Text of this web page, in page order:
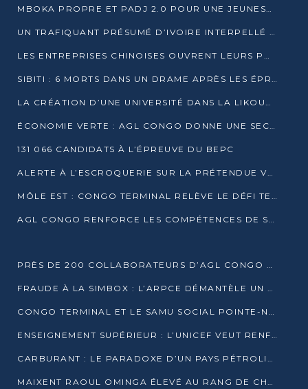
MBOKA PROPRE ET PADJ 2.0 POUR UNE JEUNESSE PLUS AUTONOME
UN TRAFIQUANT PRÉSUMÉ D’IVOIRE INTERPELLÉ À DOLISIE
LES ENTREPRISES CHINOISES OUVRENT LEURS PORTES AUX JEUNES DIPLÔMÉS
SIBITI : 6 MORTS DANS UN DRAME APRÈS LES ÉPREUVES DU BEPC
LA CRÉATION D’UNE UNIVERSITÉ DANS LA LIKOUALA AU CŒUR D’UNE RÉFLEXION NATIONALE
ÉCONOMIE VERTE : AGL CONGO DONNE UNE SECONDE VIE À SES DÉCHETS INDUSTRIELS
131 066 CANDIDATS À L’ÉPREUVE DU BEPC
ALERTE À L’ESCROQUERIE SUR LA PRÉTENDUE VENTE DE PARCELLES AFAT
MÔLE EST : CONGO TERMINAL RELÈVE LE DÉFI TECHNIQUE DES SABLES BITUMINEUX
AGL CONGO RENFORCE LES COMPÉTENCES DE SES ÉQUIPES AVEC LA CERTIFICATION CACES® R483
PRÈS DE 200 COLLABORATEURS D’AGL CONGO EN FORMATION JUSQU’EN JUILLET
FRAUDE À LA SIMBOX : L’ARPCE DÉMANTÈLE UN RÉSEAU UTILISANT DES CARTES SIM OUGANDAISES
CONGO TERMINAL ET LE SAMU SOCIAL POINTE-NOIRE RENOUVELLENT LEUR PARTENARIAT EN FAVEUR DES JEUNES VULNÉRABLES
ENSEIGNEMENT SUPÉRIEUR : L’UNICEF VEUT RENFORCER LA RECHERCHE SUR LES QUESTIONS DE L’ENFANCE
CARBURANT : LE PARADOXE D’UN PAYS PÉTROLIER CONFRONTÉ À DES PÉNURIES RÉCURRENTES
MAIXENT RAOUL OMINGA ÉLEVÉ AU RANG DE CHEVALIER DE L’ORDRE DE L’AMITIÉ ENTRE LA RUSSIE ET LE CONGO